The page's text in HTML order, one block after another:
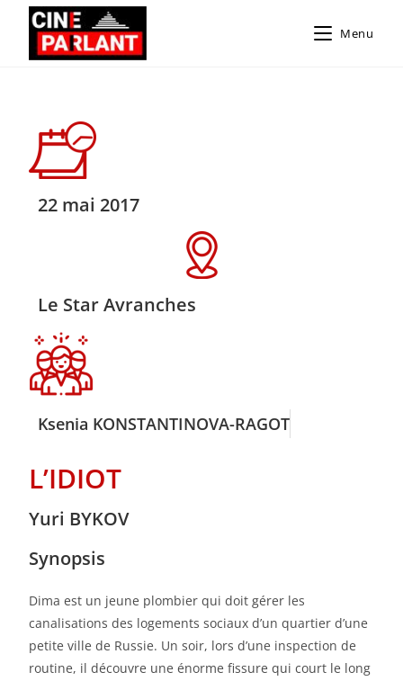
Menu
22 mai 2017
Le Star Avranches
Ksenia KONSTANTINOVA-RAGOT
L’IDIOT
Yuri BYKOV
Synopsis
Dima est un jeune plombier qui doit gérer les
canalisations des logements sociaux d’un quartier d’une
petite ville de Russie. Un soir, lors d’une inspection de
routine, il découvre une énorme fissure qui court le long